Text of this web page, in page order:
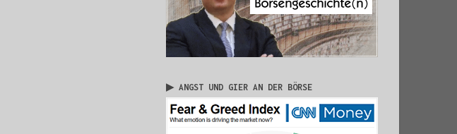
▶ ANGST UND GIER AN DER BÖRSE